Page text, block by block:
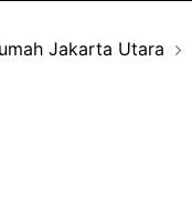
Jakarta Utara